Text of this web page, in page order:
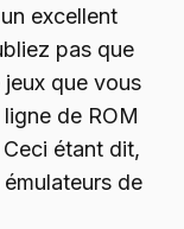
excellent
pas que
que vous
de ROM
étant dit,
de